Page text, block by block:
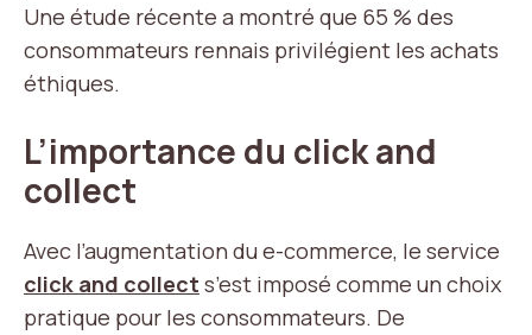
Une étude récente a montré que 65 % des
consommateurs rennais privilégient les achats
éthiques.
L’importance du click and
collect
Avec l’augmentation du e-commerce, le service
click and collect s’est imposé comme un choix
pratique pour les consommateurs. De